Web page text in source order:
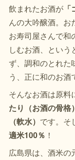
飲まれたお酒が
んの大吟醸酒。お
お寿司屋さんで和
しむお酒、とい
ず、調和のとれた
う、正に和のお酒
そんなお酒は原料
たり（お酒の骨格）
（軟水） です。そ
適米100％ ！
広島県は、酒米の